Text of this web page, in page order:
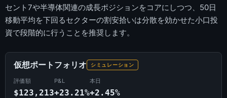
セント7や半導体関連の成長ポジションをコアにしつつ、50日
移動平均を下回るセクターの割安拾いは分散を効かせた小口投
資で段階的に行うことを推奨します。
仮想ポートフォリオ シミュレーション
評価額
$123,213
P&L
+23.21%
本日
+2.45%